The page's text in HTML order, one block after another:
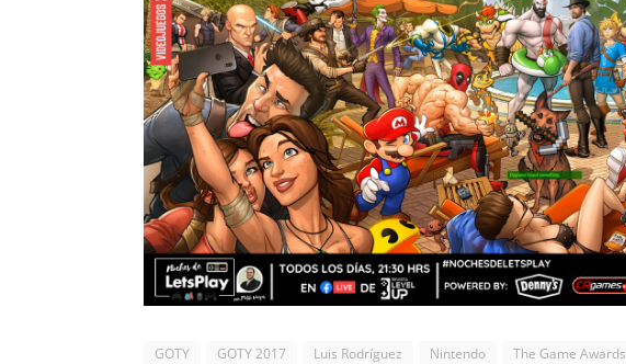
GOTY GOTY 2017 Luis Rodríguez Nintendo The Game Awards